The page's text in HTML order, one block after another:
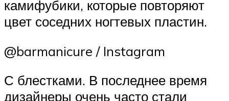
камифубики, которые повторяют
цвет соседних ногтевых пластин.
@barmanicure / Instagram
С блестками. В последнее время
дизайнеры очень часто стали